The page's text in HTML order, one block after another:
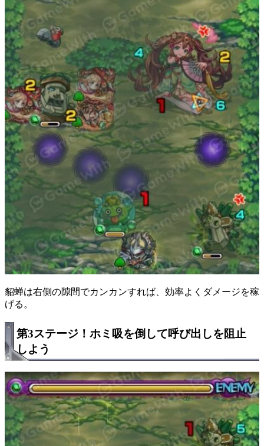
貂蝉は右側の隙間でカンカンすれば、効率よくダメージを稼
げる。
第3ステージ！ホミ吸を倒して呼び出しを阻止
しよう